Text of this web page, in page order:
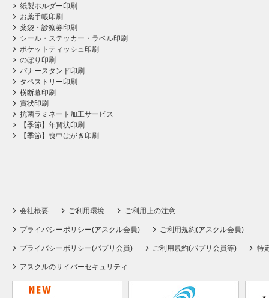
紙製ホルダー印刷
お薬手帳印刷
薬袋・診察券印刷
シール・ステッカー・ラベル印刷
ポケットティッシュ印刷
のぼり印刷
バナースタンド印刷
タペストリー印刷
横断幕印刷
賞状印刷
抗菌ラミネート加工サービス
【季節】年賀状印刷
【季節】喪中はがき印刷
会社概要 ご利用環境 ご利用上の注意
プライバシーポリシー(アスクル会員) ご利用規約(アスクル会員)
プライバシーポリシー(パプリ会員) ご利用規約(パプリ会員等) 特
アスクルのサイバーセキュリティ